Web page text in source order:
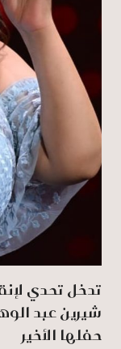
تدخل تحدي
شيرين عبد
حفلها الأخير